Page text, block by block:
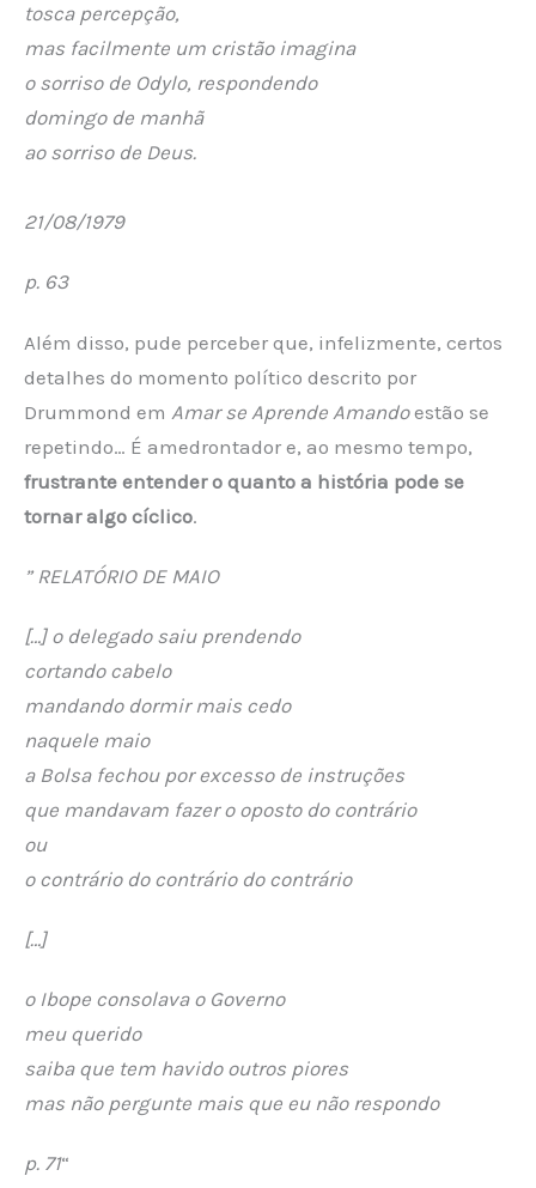
tosca percepção,
mas facilmente um cristão imagina
o sorriso de Odylo, respondendo
domingo de manhã
ao sorriso de Deus.
21/08/1979
p. 63
Além disso, pude perceber que, infelizmente, certos
detalhes do momento político descrito por
Drummond em Amar se Aprende Amandoestão se
repetindo… É amedrontador e, ao mesmo tempo,
frustrante entender o quanto a história pode se
tornar algo cíclico.
” RELATÓRIO DE MAIO
[…] o delegado saiu prendendo
cortando cabelo
mandando dormir mais cedo
naquele maio
a Bolsa fechou por excesso de instruções
que mandavam fazer o oposto do contrário
ou
o contrário do contrário do contrário
[…]
o Ibope consolava o Governo
meu querido
saiba que tem havido outros piores
mas não pergunte mais que eu não respondo
p. 71“